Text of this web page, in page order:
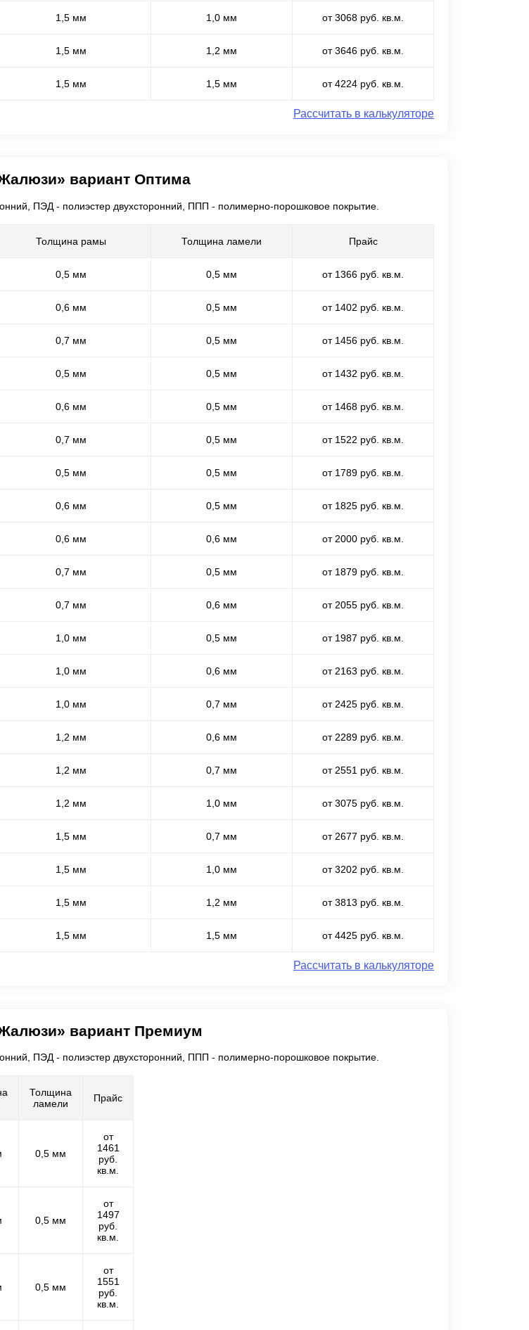
1,5 мм 1,0 мм от 3068 руб. кв.м.
1,5 мм 1,2 мм от 3646 руб. кв.м.
1,5 мм 1,5 мм от 4224 руб. кв.м.
Рассчитать в калькуляторе
вариант Оптима
ПЭД - полиэстер двухсторонний, ППП - полимерно-порошковое покрытие.
Толщина рамы Толщина ламели Прайс
0,5 мм 0,5 мм от 1366 руб. кв.м.
0,6 мм 0,5 мм от 1402 руб. кв.м.
0,7 мм 0,5 мм от 1456 руб. кв.м.
0,5 мм 0,5 мм от 1432 руб. кв.м.
0,6 мм 0,5 мм от 1468 руб. кв.м.
0,7 мм 0,5 мм от 1522 руб. кв.м.
0,5 мм 0,5 мм от 1789 руб. кв.м.
0,6 мм 0,5 мм от 1825 руб. кв.м.
0,6 мм 0,6 мм от 2000 руб. кв.м.
0,7 мм 0,5 мм от 1879 руб. кв.м.
0,7 мм 0,6 мм от 2055 руб. кв.м.
1,0 мм 0,5 мм от 1987 руб. кв.м.
1,0 мм 0,6 мм от 2163 руб. кв.м.
1,0 мм 0,7 мм от 2425 руб. кв.м.
1,2 мм 0,6 мм от 2289 руб. кв.м.
1,2 мм 0,7 мм от 2551 руб. кв.м.
1,2 мм 1,0 мм от 3075 руб. кв.м.
1,5 мм 0,7 мм от 2677 руб. кв.м.
1,5 мм 1,0 мм от 3202 руб. кв.м.
1,5 мм 1,2 мм от 3813 руб. кв.м.
1,5 мм 1,5 мм от 4425 руб. кв.м.
Рассчитать в калькуляторе
вариант Премиум
ПЭД - полиэстер двухсторонний, ППП - полимерно-порошковое покрытие.
Толщина
ламели
Прайс
0,5 мм
от
1461
руб.
кв.м.
0,5 мм
от
1497
руб.
кв.м.
0,5 мм
от
1551
руб.
кв.м.